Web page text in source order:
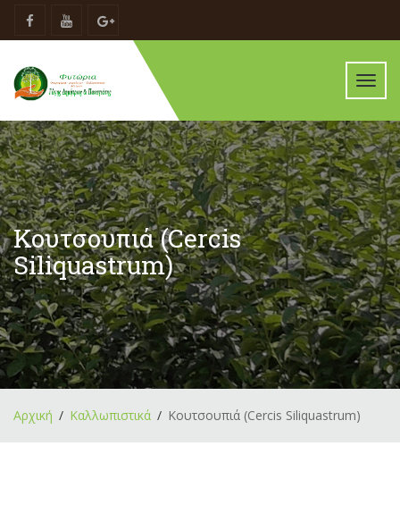
Κουτσουπιά (Cercis
Siliquastrum)
Αρχική Καλλωπιστικά Κουτσουπιά (Cercis Siliquastrum)